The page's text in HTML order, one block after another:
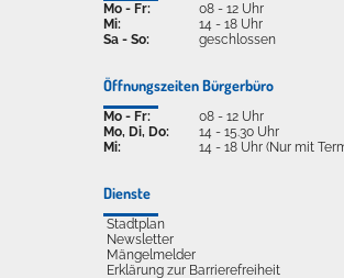
Mo - Fr:
Mi:
Sa - So:
08 - 12 Uhr
14 - 18 Uhr
geschlossen
Öffnungszeiten Bürgerbüro
Mo - Fr:
Mo, Di, Do:
Mi:
08 - 12 Uhr
14 - 15.30 Uhr
14 - 18 Uhr (Nur mit
Dienste
Stadtplan
Newsletter
Mängelmelder
Erklärung zur Barrierefreiheit